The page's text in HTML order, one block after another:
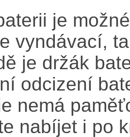
je
vyndávací,
je držák
odcizení
nemá
nabíjet i po